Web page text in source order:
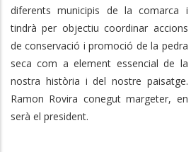
diferents municipis de la comarca i
tindrà per objectiu coordinar accions
de conservació i promoció de la pedra
seca com a element essencial de la
nostra història i del nostre paisatge.
Ramon Rovira conegut margeter, en
serà el president.